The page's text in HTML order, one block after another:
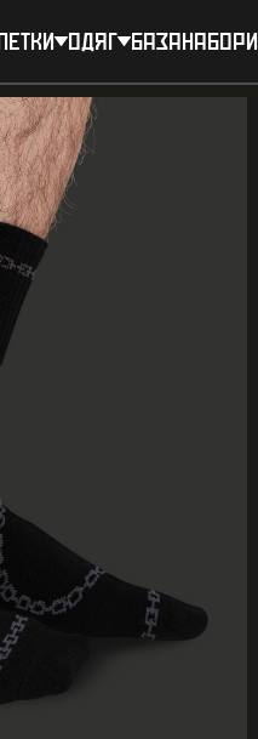
одяг базанабори